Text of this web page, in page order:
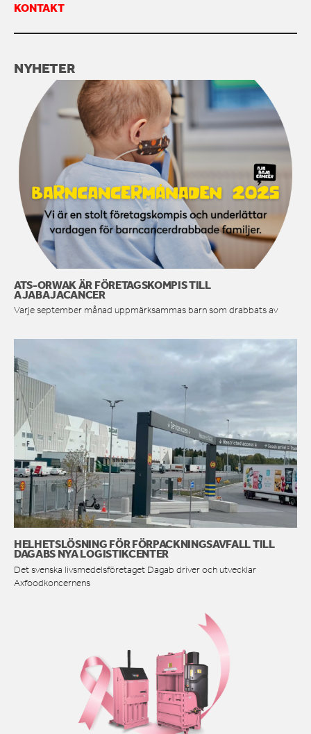
KONTAKT
NYHETER
ATS-ORWAK ÄR FÖRETAGSKOMPIS TILL
AJABAJACANCER
Varje september månad uppmärksammas barn som drabbats av
HELHETSLÖSNING FÖR FÖRPACKNINGSAVFALL TILL
DAGABS NYA LOGISTIKCENTER
Det svenska livsmedelsföretaget Dagab driver och utvecklar
Axfoodkoncernens